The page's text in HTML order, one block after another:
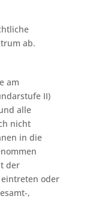
ab.
am
II)
alle
nicht
in die
der
oder
,